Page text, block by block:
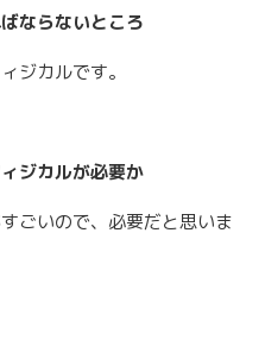
ならないところ
ジカルです。
ジカルが必要か
ごいので、必要だと思いま